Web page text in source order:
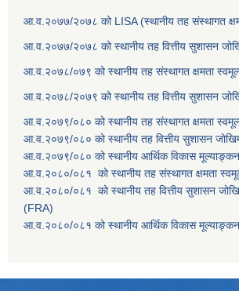
आ.व.२०७७/२०७८ को LISA (स्थानीय तह संस्थागत
आ.व.२०७७/२०७८ को स्थानीय तह वित्तीय सुशासन
आ.व.२०७८/०७९ को स्थानीय तह संस्थागत क्षमता
आ.व.२०७८/२०७९ को स्थानीय तह वित्तीय सुशासन
आ.व.२०७९/०८० को स्थानीय तह संस्थागत क्षमता
आ.व.२०७९/०८० को स्थानीय तह वित्तीय सुशासन
आ.व.२०७९/०८० को स्थानीय आर्थिक विकास
आ.व.२०८०/०८१ को स्थानीय तह संस्थागत क्षमता
आ.व.२०८०/०८१ को स्थानीय तह वित्तीय सुशासन
(FRA)
आ.व.२०८०/०८१ को स्थानीय आर्थिक विकास